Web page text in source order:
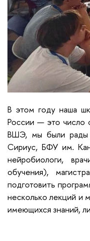
В этом году наша
России — это число
ВШЭ, мы были рады
Сириус, БФУ им.
нейробиологи,
обучения),
подготовить
несколько лекций и
имеющихся знаний,